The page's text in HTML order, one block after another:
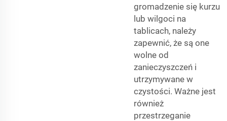
gromadzenie się kurzu
lub wilgoci na
tablicach, należy
zapewnić, że są one
wolne od
zanieczyszczeń i
utrzymywane w
czystości. Ważne jest
również
przestrzeganie